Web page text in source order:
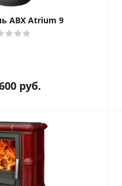
ABX Atrium 9
руб.